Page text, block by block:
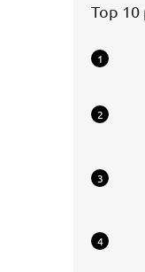
Top